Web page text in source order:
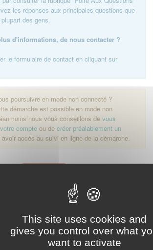
This site uses cookies and
gives you control over what
want to activate
les réponses aux principales questions que
des gens.
d'informations, de nous contacter ?
le formulaire de contact en cliquant sur
poursuivre en mode non connecté ?
démarche est possible en mode non
nous vous conseillons de vous
compte ou de créer préalablement un
avoir accès au suivi en ligne de la démarche.